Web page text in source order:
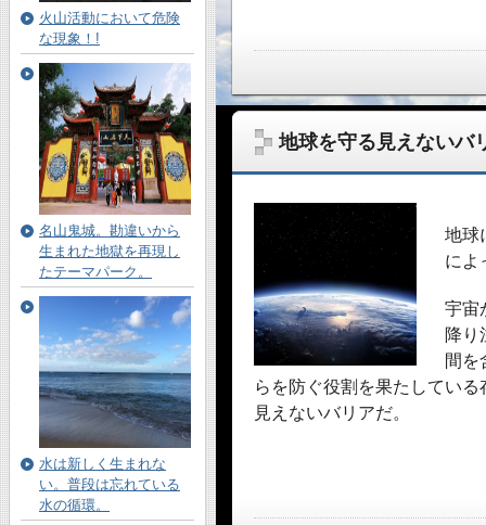
地球を守る見えないバ
地球
によ
宇宙
降り
間を
らを防ぐ役割を果たしてい
見えないバリアだ。
火山活動において危険
な現象！!
名山鬼城。勘違いから
生まれた地獄を再現し
たテーマパーク。
水は新しく生まれな
い。普段は忘れている
水の循環。